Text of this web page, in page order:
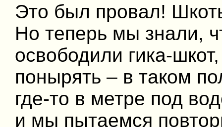
Это был провал!
Но теперь мы знали,
освободили гика-
понырять – в таком
где-то в метре под
и мы пытаемся